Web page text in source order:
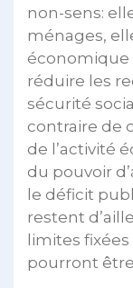
non-sens:
ménages,
économique
réduire les
sécurité
contraire de
de l’activité
du pouvoir
le déficit
restent
limites
pourront